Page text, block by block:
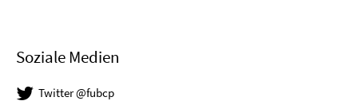
Soziale Medien
Twitter @fubcp